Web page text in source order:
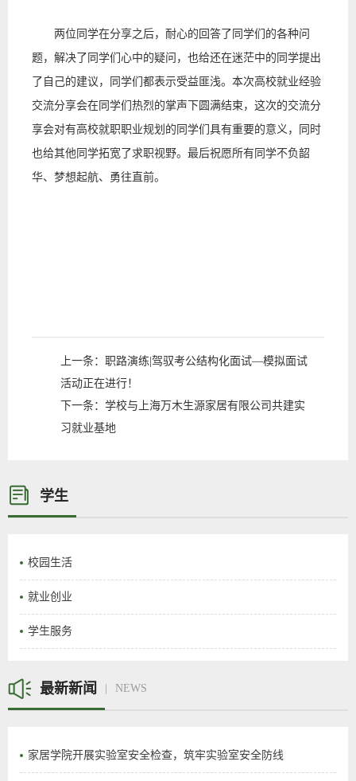
两位同学在分享之后，耐心的回答了同学们的各种问
题，解决了同学们心中的疑问，也给还在迷茫中的同学提出
了自己的建议，同学们都表示受益匪浅。本次高校就业经验
交流分享会在同学们热烈的掌声下圆满结束，这次的交流分
享会对有高校就职职业规划的同学们具有重要的意义，同时
也给其他同学拓宽了求职视野。最后祝愿所有同学不负韶
华、梦想起航、勇往直前。
上一条： 职路演练|驾驭考公结构化面试—模拟面试
活动正在进行！
下一条： 学校与上海万木生源家居有限公司共建实
习就业基地
学生
校园生活
就业创业
学生服务
最新新闻 NEWS
家居学院开展实验室安全检查，筑牢实验室安全防线